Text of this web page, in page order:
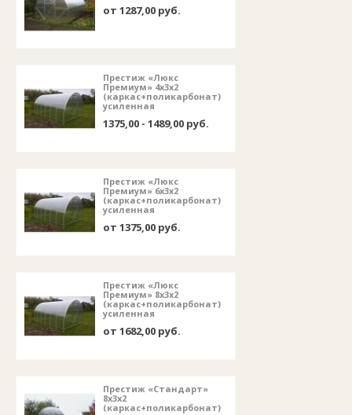
от 1287,00 руб.
Престиж «Люкс
Премиум» 4х3х2
(каркас+поликарбонат)
усиленная
1375,00 - 1489,00 руб.
Престиж «Люкс
Премиум» 6х3х2
(каркас+поликарбонат)
усиленная
от 1375,00 руб.
Престиж «Люкс
Премиум» 8х3х2
(каркас+поликарбонат)
усиленная
от 1682,00 руб.
Престиж «Стандарт»
8х3х2
(каркас+поликарбонат)